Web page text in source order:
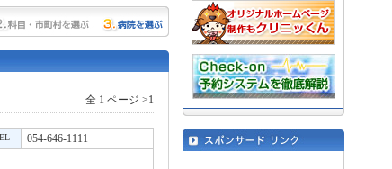
全 1 ページ >1
054-646-1111